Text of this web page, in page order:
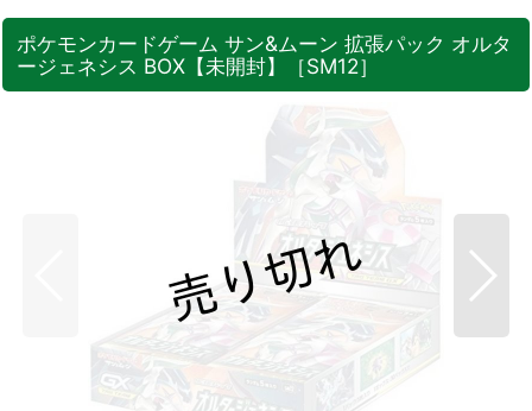
ポケモンカードゲーム サン&ムーン 拡張パック オルタ
ージェネシス BOX【未開封】［SM12］